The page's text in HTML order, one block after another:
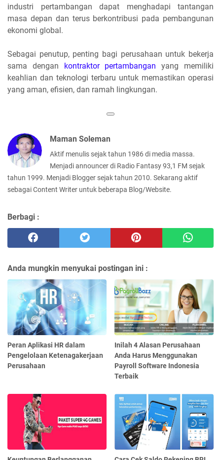
industri pertambangan dapat menghadapi tantangan
masa depan dan terus berkontribusi pada pembangunan
ekonomi global.
Sebagai penutup, penting bagi perusahaan untuk bekerja
sama dengan kontraktor pertambangan yang memiliki
keahlian dan teknologi terbaru untuk memastikan operasi
yang aman, efisien, dan ramah lingkungan.
Maman Soleman
Aktif menulis sejak tahun 1986 di media massa.
Menjadi announcer di Radio Fantasy 93,1 FM sejak
tahun 1999. Menjadi Blogger sejak tahun 2010. Sekarang aktif
sebagai Content Writer untuk beberapa Blog/Website.
Berbagi :
Anda mungkin menyukai postingan ini :
Peran Aplikasi HR dalam
Pengelolaan Ketenagakerjaan
Perusahaan
Inilah 4 Alasan Perusahaan
Anda Harus Menggunakan
Payroll Software Indonesia
Terbaik